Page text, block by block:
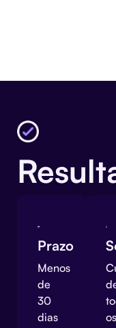
Prazo
Menos
de
30
dias
os